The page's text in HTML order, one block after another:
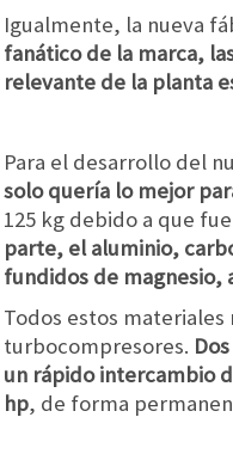
Igualmente, la nueva
fanático de la marca,
relevante de la planta
Para el desarrollo del
solo quería lo mejor
125 kg debido a que
parte, el aluminio,
fundidos de magnesio,
Todos estos
turbocompresores.
un rápido intercambio
hp, de forma